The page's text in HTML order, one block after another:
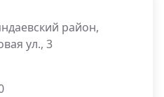
район,
ул., 3